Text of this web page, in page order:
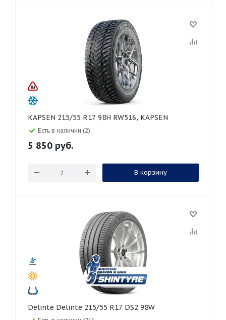
KAPSEN 215/55 R17 98H RW516, KAPSEN
Есть в наличии (2)
5 850 руб.
В корзину
Delinte Delinte 215/55 R17 DS2 98W